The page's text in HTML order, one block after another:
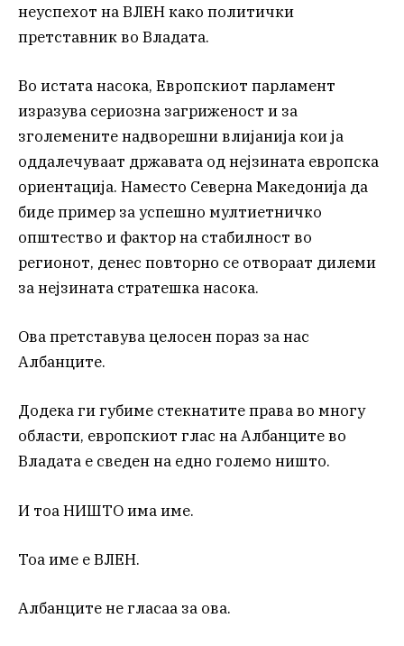
неуспехот на ВЛЕН како политички
претставник во Владата.
Во истата насока, Европскиот парламент
изразува сериозна загриженост и за
зголемените надворешни влијанија кои ја
оддалечуваат државата од нејзината европска
ориентација. Наместо Северна Македонија да
биде пример за успешно мултиетничко
општество и фактор на стабилност во
регионот, денес повторно се отвораат дилеми
за нејзината стратешка насока.
Ова претставува целосен пораз за нас
Албанците.
Додека ги губиме стекнатите права во многу
области, европскиот глас на Албанците во
Владата е сведен на едно големо ништо.
И тоа НИШТО има име.
Тоа име е ВЛЕН.
Албанците не гласаа за ова.